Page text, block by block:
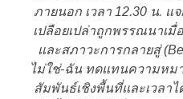
ภายนอก เวลา 12.30 น. แ
เปลือยเปล่าถูกพรรณนาเมื่
และสภาวะการกลายสู่
ไม่ใช่-ฉัน ทดแทนความหม
สัมพันธ์เชิงพื้นที่และเวลา